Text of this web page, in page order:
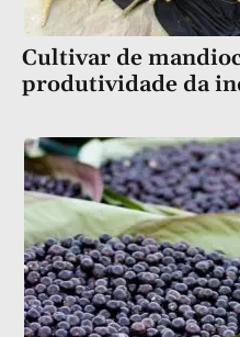
Cultivar de
produtividade da